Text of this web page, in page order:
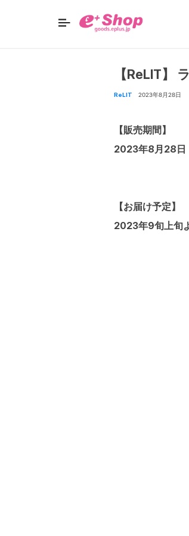
【ReLIT】
ReLIT 2023年8月28日
【販売期間】
2023年8月28日
【お届け予定】
2023年9旬上旬